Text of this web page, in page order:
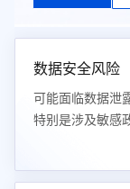
数据安全风险
可能面临数据泄
特别是涉及敏感